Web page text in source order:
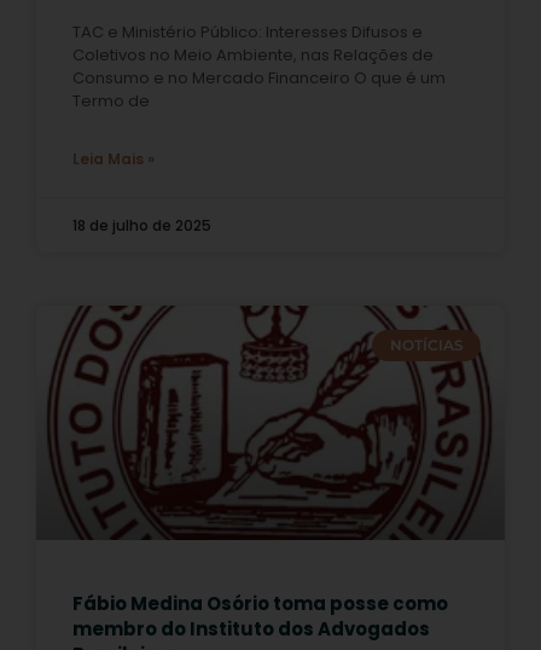
TAC e Ministério Público: Interesses Difusos e
Coletivos no Meio Ambiente, nas Relações de
Consumo e no Mercado Financeiro O que é um
Termo de
Leia Mais »
18 de julho de 2025
NOTÍCIAS
Fábio Medina Osório toma posse como
membro do Instituto dos Advogados